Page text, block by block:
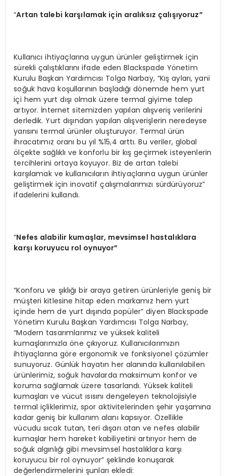
“Artan talebi karşılamak için aralıksız çalışıyoruz”
Kullanıcı ihtiyaçlarına uygun ürünler geliştirmek için
sürekli çalıştıklarını ifade eden Blackspade Yönetim
Kurulu Başkan Yardımcısı Tolga Narbay, “Kış ayları, yani
soğuk hava koşullarının başladığı dönemde hem yurt
içi hem yurt dışı olmak üzere termal giyime talep
artıyor. İnternet sitemizden yapılan alışveriş verilerini
derledik. Yurt dışından yapılan alışverişlerin neredeyse
yarısını termal ürünler oluşturuyor. Termal ürün
ihracatımız oranı bu yıl %15,4 arttı. Bu veriler, global
ölçekte sağlıklı ve konforlu bir kış geçirmek isteyenlerin
tercihlerini ortaya koyuyor. Biz de artan talebi
karşılamak ve kullanıcıların ihtiyaçlarına uygun ürünler
geliştirmek için inovatif çalışmalarımızı sürdürüyoruz”
ifadelerini kullandı.
“Nefes alabilir kumaşlar, mevsimsel hastalıklara
karşı koruyucu rol oynuyor”
“Konforu ve şıklığı bir araya getiren ürünleriyle geniş bir
müşteri kitlesine hitap eden markamız hem yurt
içinde hem de yurt dışında popüler” diyen Blackspade
Yönetim Kurulu Başkan Yardımcısı Tolga Narbay,
“Modern tasarımlarımız ve yüksek kaliteli
kumaşlarımızla öne çıkıyoruz. Kullanıcılarımızın
ihtiyaçlarına göre ergonomik ve fonksiyonel çözümler
sunuyoruz. Günlük hayatın her alanında kullanılabilen
ürünlerimiz, soğuk havalarda maksimum konfor ve
koruma sağlamak üzere tasarlandı. Yüksek kaliteli
kumaşları ve vücut ısısını dengeleyen teknolojisiyle
termal içliklerimiz, spor aktivitelerinden şehir yaşamına
kadar geniş bir kullanım alanı kapsıyor. Özellikle
vücudu sıcak tutan, teri dışarı atan ve nefes alabilir
kumaşlar hem hareket kabiliyetini artırıyor hem de
soğuk algınlığı gibi mevsimsel hastalıklara karşı
koruyucu bir rol oynuyor” şeklinde konuşarak
değerlendirmelerini şunları ekledi: